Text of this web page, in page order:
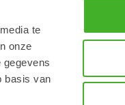
te
onze
basis van
BOEK
REVISIE
Houd uw Steelwrist